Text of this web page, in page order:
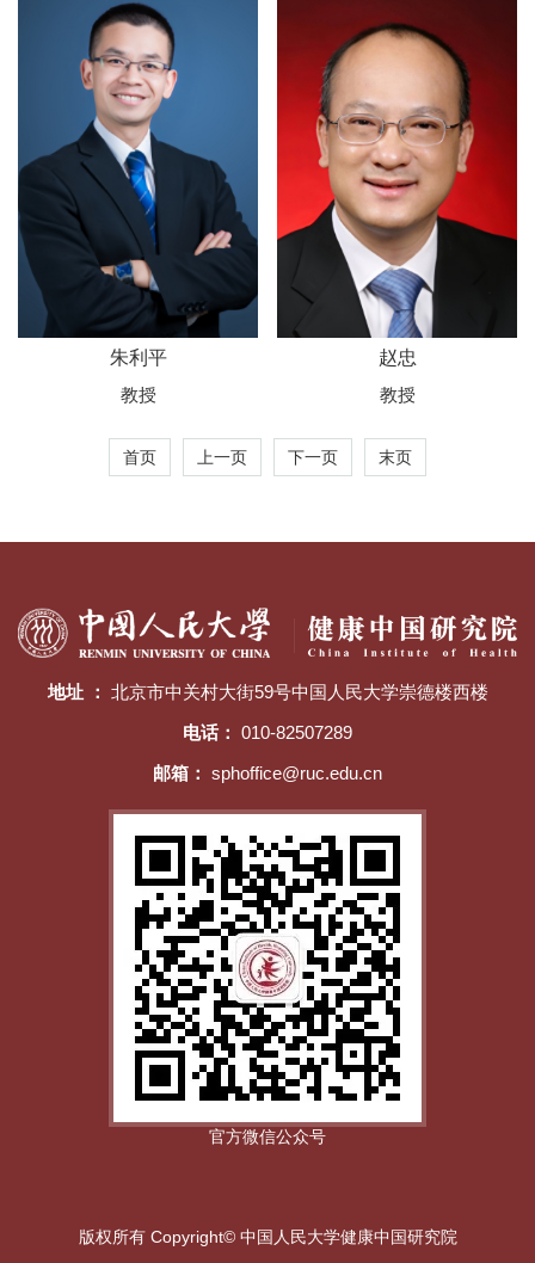
朱利平
教授
赵忠
教授
首页 上一页 下一页 末页
地址 ： 北京市中关村大街59号中国人民大学崇德楼西楼
电话： 010-82507289
邮箱： sphoffice@ruc.edu.cn
官方微信公众号
版权所有 Copyright© 中国人民大学健康中国研究院